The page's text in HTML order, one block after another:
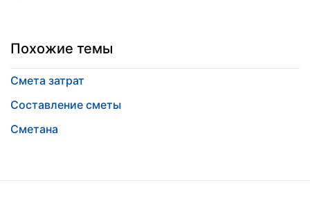
Похожие темы
Смета затрат
Составление сметы
Сметана